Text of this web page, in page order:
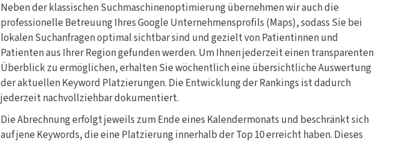
Neben der klassischen Suchmaschinenoptimierung übernehmen wir auch die
professionelle Betreuung Ihres Google Unternehmensprofils (Maps), sodass Sie bei
lokalen Suchanfragen optimal sichtbar sind und gezielt von Patientinnen und
Patienten aus Ihrer Region gefunden werden. Um Ihnen jederzeit einen transparenten
Überblick zu ermöglichen, erhalten Sie wöchentlich eine übersichtliche Auswertung
der aktuellen Keyword Platzierungen. Die Entwicklung der Rankings ist dadurch
jederzeit nachvollziehbar dokumentiert.
Die Abrechnung erfolgt jeweils zum Ende eines Kalendermonats und beschränkt sich
auf jene Keywords, die eine Platzierung innerhalb der Top 10 erreicht haben. Dieses